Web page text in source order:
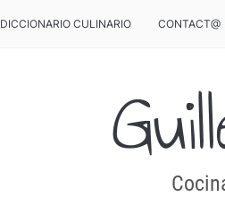
DICCIONARIO CULINARIO CONTACT@